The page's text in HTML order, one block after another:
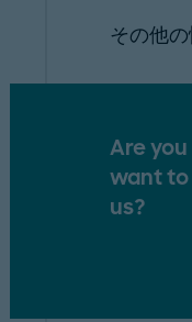
その他
Are
want
us?